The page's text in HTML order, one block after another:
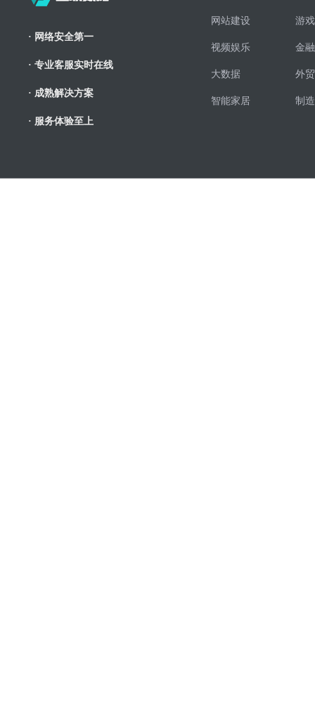
· 网络安全第一
· 专业客服实时在线
· 成熟解决方案
· 服务体验至上
网站建设 游
视频娱乐 金
大数据 外
智能家居 制